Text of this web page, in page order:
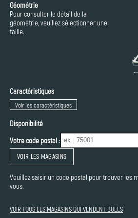
Géométrie
Pour consulter le détail de la
géométrie, veuillez sélectionner une
taille.
Caractéristiques
Voir les caractéristiques
Disponibilité
Votre code postal :
VOIR LES MAGASINS
Veuillez saisir un code postal pour trouver les
vous.
VOIR TOUS LES MAGASINS QUI VENDENT BULLS